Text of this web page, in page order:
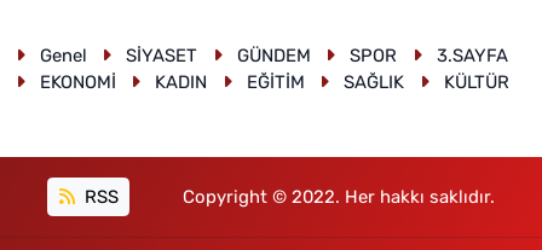
Genel SİYASET GÜNDEM SPOR
3.SAYFA
EKONOMİ
KADIN EĞİTİM SAĞLIK KÜLTÜR
RSS Copyright © 2022. Her hakkı saklıdır.